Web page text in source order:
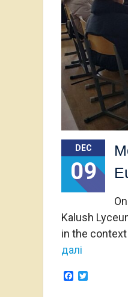
DEC
09
Kalush
in the
далі
Facebook